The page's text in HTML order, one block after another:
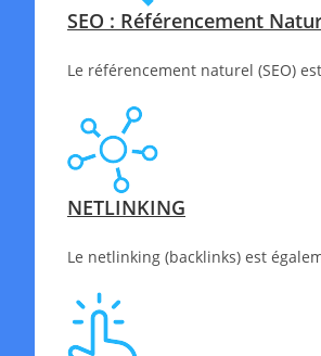
SEO : Référencement
Le référencement naturel (SEO)
NETLINKING
Le netlinking (backlinks) est